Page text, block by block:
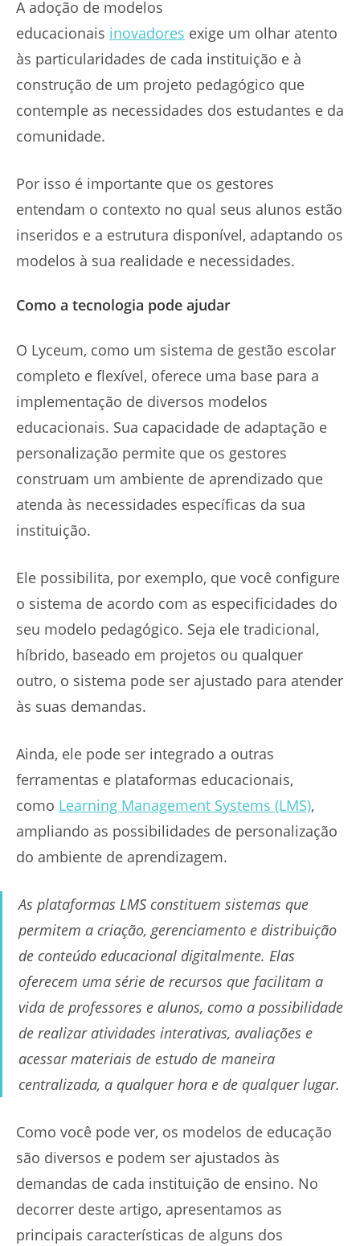
A adoção de modelos
educacionais inovadores exige um olhar atento
às particularidades de cada instituição e à
construção de um projeto pedagógico que
contemple as necessidades dos estudantes e da
comunidade.
Por isso é importante que os gestores
entendam o contexto no qual seus alunos estão
inseridos e a estrutura disponível, adaptando os
modelos à sua realidade e necessidades.
Como a tecnologia pode ajudar
O Lyceum, como um sistema de gestão escolar
completo e flexível, oferece uma base para a
implementação de diversos modelos
educacionais. Sua capacidade de adaptação e
personalização permite que os gestores
construam um ambiente de aprendizado que
atenda às necessidades específicas da sua
instituição.
Ele possibilita, por exemplo, que você configure
o sistema de acordo com as especificidades do
seu modelo pedagógico. Seja ele tradicional,
híbrido, baseado em projetos ou qualquer
outro, o sistema pode ser ajustado para atender
às suas demandas.
Ainda, ele pode ser integrado a outras
ferramentas e plataformas educacionais,
como Learning Management Systems (LMS),
ampliando as possibilidades de personalização
do ambiente de aprendizagem.
As plataformas LMS constituem sistemas que
permitem a criação, gerenciamento e distribuição
de conteúdo educacional digitalmente. Elas
oferecem uma série de recursos que facilitam a
vida de professores e alunos, como a possibilidade
de realizar atividades interativas, avaliações e
acessar materiais de estudo de maneira
centralizada, a qualquer hora e de qualquer lugar.
Como você pode ver, os modelos de educação
são diversos e podem ser ajustados às
demandas de cada instituição de ensino. No
decorrer deste artigo, apresentamos as
principais características de alguns dos